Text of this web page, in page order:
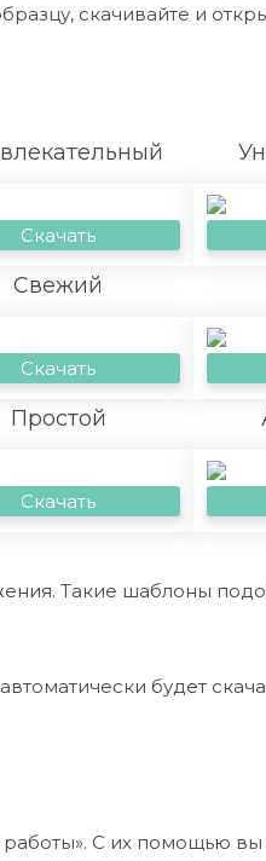
скачивайте и
Скачать
Свежий
Скачать
Простой
Скачать
Такие шаблоны
будет
работы». С их помощью